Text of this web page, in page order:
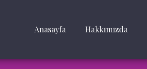
Anasayfa Hakkımızda